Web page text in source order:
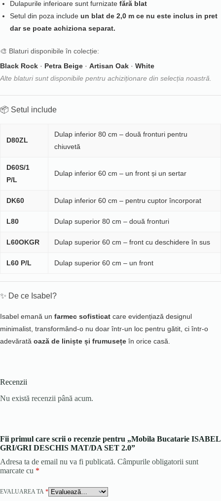
Dulapurile inferioare sunt furnizate fără blat
Setul din poza include un blat de 2,0 m ce nu este inclus in pret
dar se poate achiziona separat.
🎨 Blaturi disponibile în colecție:
Black Rock · Petra Beige · Artisan Oak · White
Alte blaturi sunt disponibile pentru achiziționare din selecția noastră.
📦 Setul include
D80ZL
Dulap inferior 80 cm – două fronturi pentru
chiuvetă
D60S/1
P/L
Dulap inferior 60 cm – un front și un sertar
DK60 Dulap inferior 60 cm – pentru cuptor încorporat
L80 Dulap superior 80 cm – două fronturi
L60OKGR Dulap superior 60 cm – front cu deschidere în sus
L60 P/L Dulap superior 60 cm – un front
✨ De ce Isabel?
Isabel emană un farmec sofisticat care evidențiază designul
minimalist, transformând-o nu doar într-un loc pentru gătit, ci într-o
adevărată oază de liniște și frumusețe în orice casă.
Recenzii
Nu există recenzii până acum.
Fii primul care scrii o recenzie pentru „Mobila Bucatarie ISABEL
GRI/GRI DESCHIS MAT/DA SET 2.0”
Adresa ta de email nu va fi publicată. Câmpurile obligatorii sunt
marcate cu *
EVALUAREA TA *